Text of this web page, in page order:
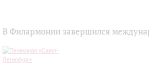
В Филармонии завершился